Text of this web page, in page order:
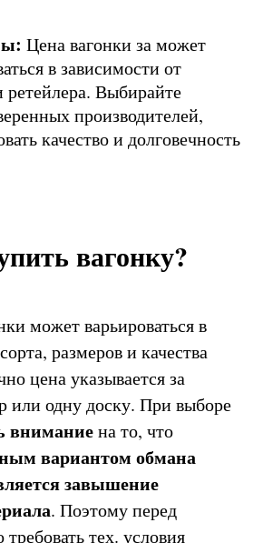
Цена вагонки за может
в зависимости от
ретейлера. Выбирайте
производителей,
качество и долговечность
вагонку?
может варьироваться в
размеров и качества
цена указывается за
или одну доску. При выборе
вниманиена то, что
вариантом обмана
завышение
. Поэтому перед
тех. условия